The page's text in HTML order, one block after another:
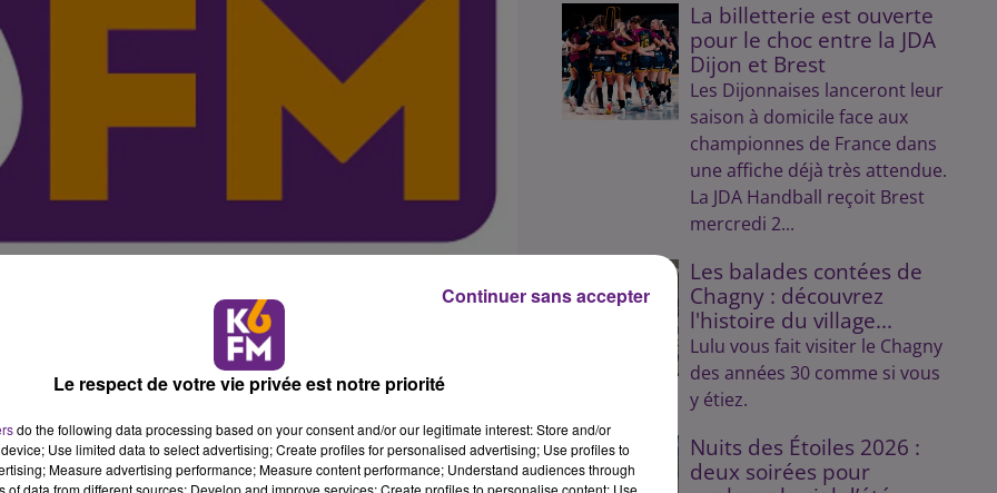
par la Ville de Dijon en centre-ville, afin de
évenement musical autour d'Hubert Félix Thiéfaine,
La billetterie est ouverte
pour le choc entre la JDA
Dijon et Brest
Les Dijonnaises lanceront leur
saison à domicile face aux
championnes de France dans
une affiche déjà très attendue.
La JDA Handball reçoit Brest
mercredi 2...
Les balades contées de
Chagny : découvrez
l'histoire du village...
Lulu vous fait visiter le Chagny
des années 30 comme si vous
y étiez.
Nuits des Étoiles 2026 :
deux soirées pour
Le respect de votre vie privée est notre priorité
do the following data processing based on your consent and/or our legitimate interest: Store and/or
Use limited data to select advertising; Create profiles for personalised advertising; Use profiles to
Measure advertising performance; Measure content performance; Understand audiences through
of data from different sources; Develop and improve services; Create profiles to personalise content; Use
Continuer sans accepter